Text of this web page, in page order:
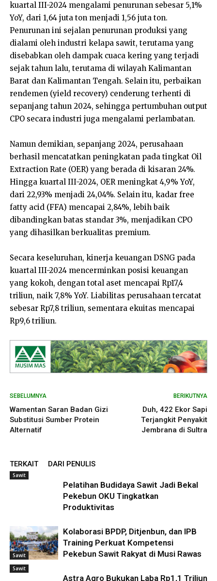
kuartal III-2024 mengalami penurunan sebesar 5,1%
YoY, dari 1,64 juta ton menjadi 1,56 juta ton.
Penurunan ini sejalan penurunan produksi yang
dialami oleh industri kelapa sawit, terutama yang
disebabkan oleh dampak cuaca kering yang terjadi
sejak tahun lalu, terutama di wilayah Kalimantan
Barat dan Kalimantan Tengah. Selain itu, perbaikan
rendemen (yield recovery) cenderung terhenti di
sepanjang tahun 2024, sehingga pertumbuhan output
CPO secara industri juga mengalami perlambatan.
Namun demikian, sepanjang 2024, perusahaan
berhasil mencatatkan peningkatan pada tingkat Oil
Extraction Rate (OER) yang berada di kisaran 24%.
Hingga kuartal III-2024, OER meningkat 4,9% YoY,
dari 22,93% menjadi 24,04%. Selain itu, kadar free
fatty acid (FFA) mencapai 2,84%, lebih baik
dibandingkan batas standar 3%, menjadikan CPO
yang dihasilkan berkualitas premium.
Secara keseluruhan, kinerja keuangan DSNG pada
kuartal III-2024 mencerminkan posisi keuangan
yang kokoh, dengan total aset mencapai Rp17,4
triliun, naik 7,8% YoY. Liabilitas perusahaan tercatat
sebesar Rp7,8 triliun, sementara ekuitas mencapai
Rp9,6 triliun.
SEBELUMNYA
Wamentan Saran Badan Gizi
Substitusi Sumber Protein
Alternatif
BERIKUTNYA
Duh, 422 Ekor Sapi
Terjangkit Penyakit
Jembrana di Sultra
TERKAIT DARI PENULIS
Sawit
Pelatihan Budidaya Sawit Jadi Bekal
Pekebun OKU Tingkatkan
Produktivitas
Sawit
Kolaborasi BPDP, Ditjenbun, dan IPB
Training Perkuat Kompetensi
Pekebun Sawit Rakyat di Musi Rawas
Sawit
Astra Agro Bukukan Laba Rp1,1 Triliun